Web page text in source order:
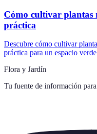
Cómo cultivar
práctica
Descubre cómo cultivar
práctica para un espacio
Flora y Jardín
Tu fuente de información